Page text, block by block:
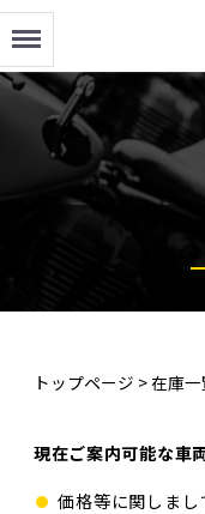
トップページ >在庫一
現在ご案内可能な車
価格等に関しまし